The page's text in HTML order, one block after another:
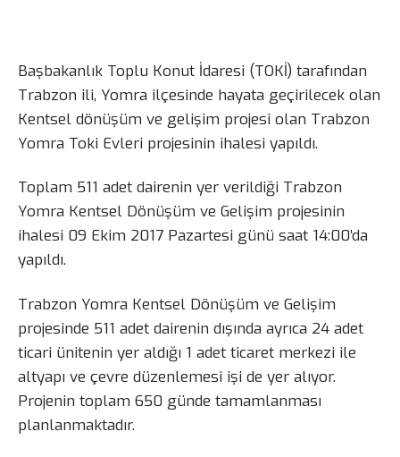
Başbakanlık Toplu Konut İdaresi (TOKİ) tarafından
Trabzon ili, Yomra ilçesinde hayata geçirilecek olan
Kentsel dönüşüm ve gelişim projesi olan Trabzon
Yomra Toki Evleri projesinin ihalesi yapıldı.
Toplam 511 adet dairenin yer verildiği Trabzon
Yomra Kentsel Dönüşüm ve Gelişim projesinin
ihalesi 09 Ekim 2017 Pazartesi günü saat 14:00’da
yapıldı.
Trabzon Yomra Kentsel Dönüşüm ve Gelişim
projesinde 511 adet dairenin dışında ayrıca 24 adet
ticari ünitenin yer aldığı 1 adet ticaret merkezi ile
altyapı ve çevre düzenlemesi işi de yer alıyor.
Projenin toplam 650 günde tamamlanması
planlanmaktadır.